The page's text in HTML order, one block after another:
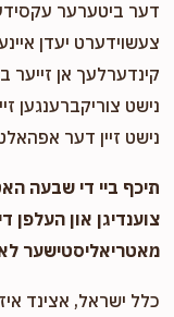
דער ביטערער
צעשוידערט יעדן
קינדערלעך אן זייער
נישט צוריקברענגען
נישט זיין דער
תיכף ביי די שבעה
צוענדיגן און העלפן
מאטריאליסטישער
כלל ישראל, אצינד איז